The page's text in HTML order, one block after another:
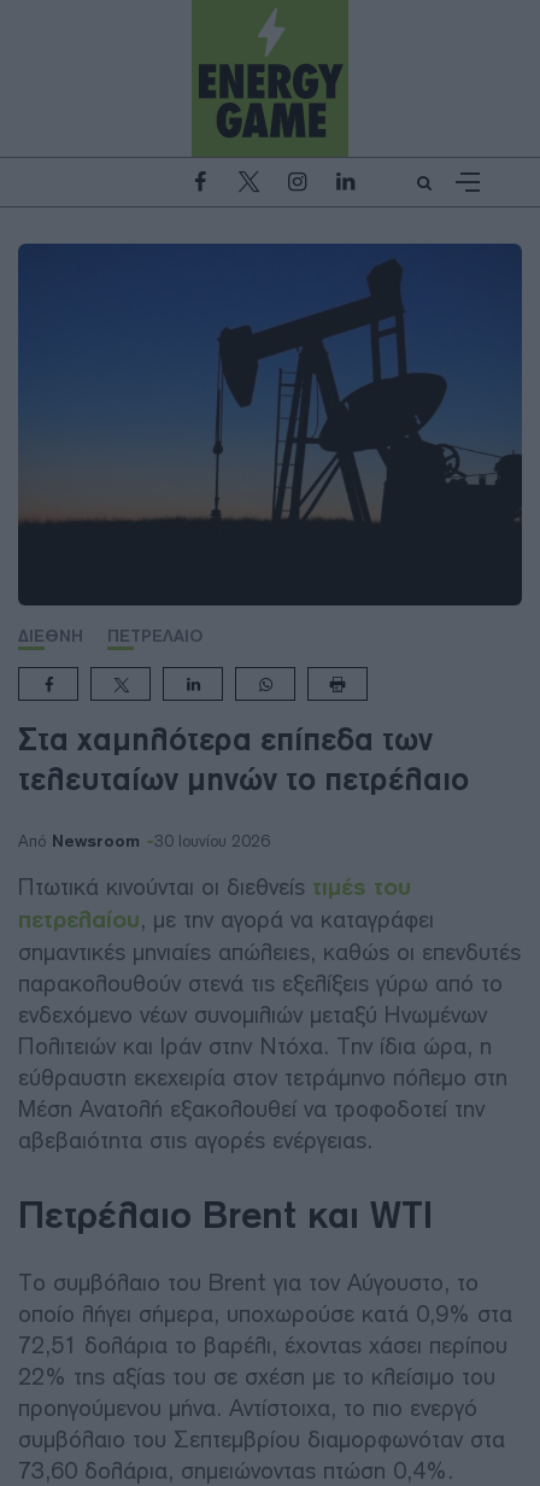
ΔΙΕΘΝΗ ΠΕΤΡΕΛΑΙΟ
Στα χαμηλότερα επίπεδα των
τελευταίων μηνών το πετρέλαιο
Από Newsroom 30 Ιουνίου 2026
Πτωτικά κινούνται οι διεθνείς τιμές του
πετρελαίου, με την αγορά να καταγράφει
σημαντικές μηνιαίες απώλειες, καθώς οι επενδυτές
παρακολουθούν στενά τις εξελίξεις γύρω από το
ενδεχόμενο νέων συνομιλιών μεταξύ Ηνωμένων
Πολιτειών και Ιράν στην Ντόχα. Την ίδια ώρα, η
εύθραυστη εκεχειρία στον τετράμηνο πόλεμο στη
Μέση Ανατολή εξακολουθεί να τροφοδοτεί την
αβεβαιότητα στις αγορές ενέργειας.
Πετρέλαιο Brent και WTI
Το συμβόλαιο του Brent για τον Αύγουστο, το
οποίο λήγει σήμερα, υποχωρούσε κατά 0,9% στα
72,51 δολάρια το βαρέλι, έχοντας χάσει περίπου
22% της αξίας του σε σχέση με το κλείσιμο του
προηγούμενου μήνα. Αντίστοιχα, το πιο ενεργό
συμβόλαιο του Σεπτεμβρίου διαμορφωνόταν στα
73,60 δολάρια, σημειώνοντας πτώση 0,4%.